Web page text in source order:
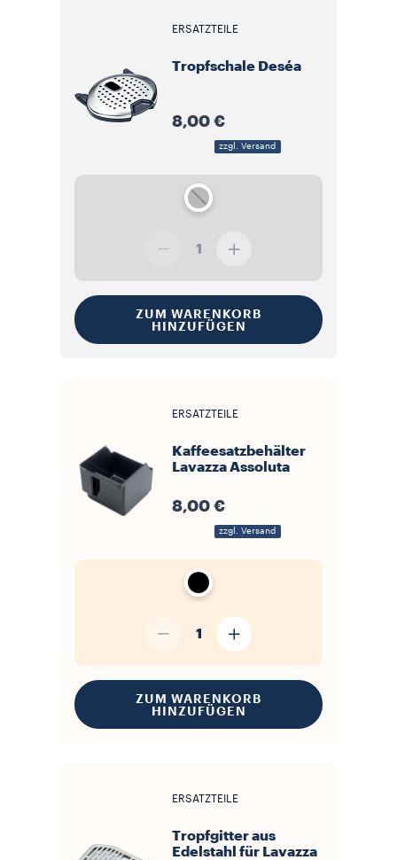
ERSATZTEILE
Tropfschale Deséa
8,00 €
zzgl. Versand
1
ZUM WARENKORB
HINZUFÜGEN
ERSATZTEILE
Kaffeesatzbehälter
Lavazza Assoluta
8,00 €
zzgl. Versand
1
ZUM WARENKORB
HINZUFÜGEN
ERSATZTEILE
Tropfgitter aus
Edelstahl für Lavazza